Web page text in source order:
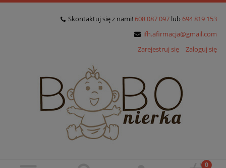
Skontaktuj się z nami! 608 087 097 lub 694 819 153
ifh.afirmacja@gmail.com
Zarejestruj się
Zaloguj się